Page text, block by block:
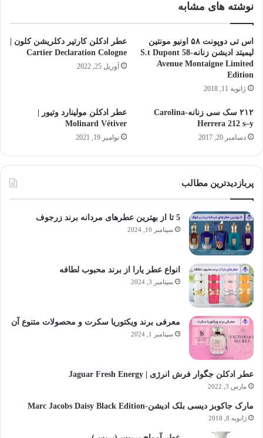
نوشته های مشابه
اس تی دوپونت ۵۸ اونیو مونتین
لیمیتد ادیشن زنانه-S.t Dupont 58
Avenue Montaigne Limited
Edition
ژانویه 11, 2018
عطر ادکلن کارتیر دکلریشن کلون |
Cartier Declaration Cologne
آوریل 25, 2022
۲۱۲ سک سی زنانه-Carolina
Herrera 212 s–y
دسامبر 20, 2017
عطر ادکلن مولینارد وتیور |
Molinard Vétiver
نوامبر 19, 2021
پربازدیدترین مطالب
5 تا از بهترین عطرهای مردانه برند زرجوف
سپتامبر 10, 2024
انواع عطر یارا از برند محبوب لطافه
سپتامبر 3, 2024
معرفی برند ویکتوریا سکرت و محصولات متنوع آن
سپتامبر 1, 2024
عطر ادکلن جگوار فرش انرژی | Jaguar Fresh Energy
مارس 3, 2022
مارک جاکوبز دیسی بلک ادیشن-Marc Jacobs Daisy Black Edition
ژانویه 8, 2018